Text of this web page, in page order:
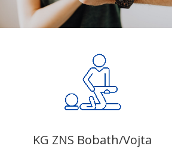
KG ZNS Bobath/Vojta